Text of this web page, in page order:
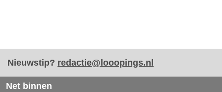
Nieuwstip? redactie@looopings.nl
Net binnen